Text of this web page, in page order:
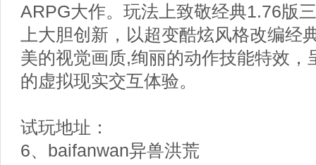
ARPG大作。玩法上致敬经典1.76版
上大胆创新，以超变酷炫风格改编经
美的视觉画质,绚丽的动作技能特效，
的虚拟现实交互体验。
试玩地址：
6、baifanwan异兽洪荒